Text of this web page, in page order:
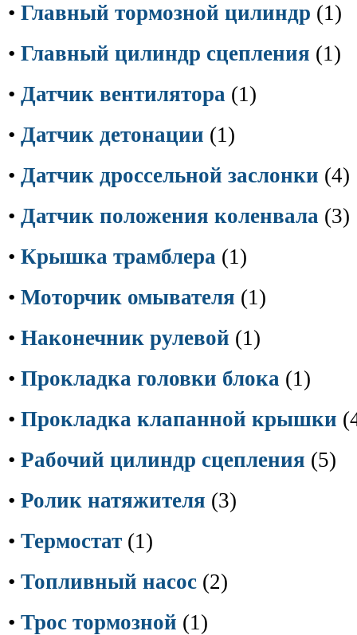
• Главный тормозной цилиндр (1)
• Главный цилиндр сцепления (1)
• Датчик вентилятора (1)
• Датчик детонации (1)
• Датчик дроссельной заслонки (4)
• Датчик положения коленвала (3)
• Крышка трамблера (1)
• Моторчик омывателя (1)
• Наконечник рулевой (1)
• Прокладка головки блока (1)
• Прокладка клапанной крышки
• Рабочий цилиндр сцепления (5)
• Ролик натяжителя (3)
• Термостат (1)
• Топливный насос (2)
• Трос тормозной (1)